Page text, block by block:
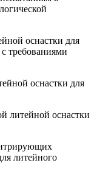
оснастки для
требованиями
оснастки для
литейной оснастки
литейного